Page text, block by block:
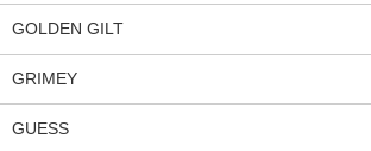
GOLDEN GILT
GRIMEY
GUESS